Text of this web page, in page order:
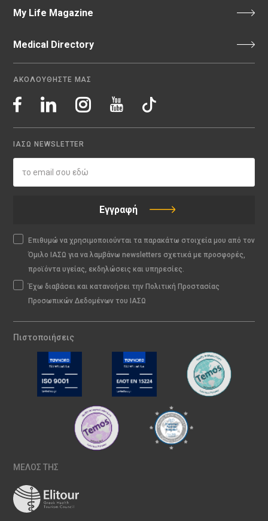
My Life Magazine
Medical Directory
ΑΚΟΛΟΥΘΗΣΤΕ ΜΑΣ
ΙΑΣΩ NEWSLETTER
Εγγραφή
Επιθυμώ να χρησιμοποιούνται τα παρακάτω στοιχεία μου από τον
Όμιλο ΙΑΣΩ για να λαμβάνω newsletters σχετικά με προσφορές,
προϊόντα υγείας, εκδηλώσεις και υπηρεσίες.
Έχω διαβάσει και κατανοήσει την Πολιτική Προστασίας
Προσωπικών Δεδομένων του ΙΑΣΩ
Πιστοποιήσεις
ΜΕΛΟΣ ΤΗΣ